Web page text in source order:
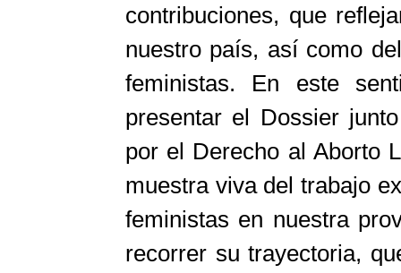
contribuciones, que
nuestro país, así como
feministas. En este
presentar el Dossier
por el Derecho al Aborto
muestra viva del trabajo
feministas en nuestra
recorrer su trayectoria,